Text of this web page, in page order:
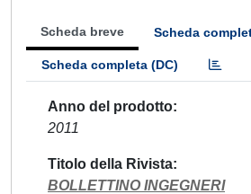
Scheda breve Scheda
Scheda completa (DC)
Anno del prodotto
2011
Titolo della Rivista
BOLLETTINO INGEGNERI